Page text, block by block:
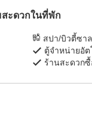
ะดวกในที่พัก
สปา/บิวตี้ซา
ตู้จำหน่ายอั
ร้านสะดวกซื้